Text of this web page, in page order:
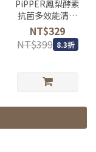
PiPPER鳳梨酵素
抗菌多效能清潔
劑(茶樹&尤加利)
400ml
NT$329
NT$399 8.3折